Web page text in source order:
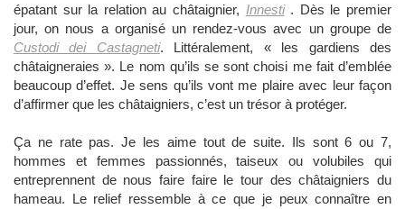
épatant sur la relation au châtaignier, Innesti . Dès le premier
jour, on nous a organisé un rendez-vous avec un groupe de
Custodi dei Castagneti. Littéralement, « les gardiens des
châtaigneraies ». Le nom qu’ils se sont choisi me fait d’emblée
beaucoup d’effet. Je sens qu’ils vont me plaire avec leur façon
d’affirmer que les châtaigniers, c’est un trésor à protéger.
Ça ne rate pas. Je les aime tout de suite. Ils sont 6 ou 7,
hommes et femmes passionnés, taiseux ou volubiles qui
entreprennent de nous faire faire le tour des châtaigniers du
hameau. Le relief ressemble à ce que je peux connaître en